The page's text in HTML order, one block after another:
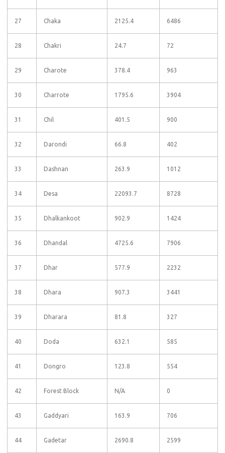
27 Chaka 2125.4 6486
28 Chakri 24.7 72
29 Charote 378.4 963
30 Charrote 1795.6 3904
31 Chil 401.5 900
32 Darondi 66.8 402
33 Dashnan 263.9 1012
34 Desa 22093.7 8728
35 Dhalkankoot 902.9 1424
36 Dhandal 4725.6 7906
37 Dhar 577.9 2232
38 Dhara 907.3 3441
39 Dharara 81.8 327
40 Doda 632.1 585
41 Dongro 123.8 554
42 Forest Block N/A 0
43 Gaddyari 163.9 706
44 Gadetar 2690.8 2599